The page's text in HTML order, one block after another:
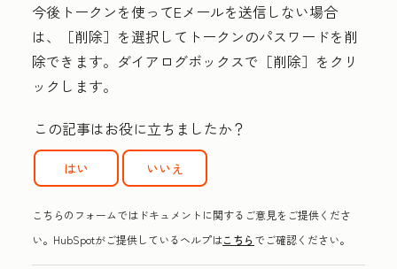
今後トークンを使ってEメールを送信しない場合
は、
［削除］ を選択してトークンのパスワードを削
除できます。ダイアログボックスで［削除］ をクリ
ックします。
この記事はお役に立ちましたか？
はい いいえ
こちらのフォームではドキュメントに関するご意見をご提供くださ
い。HubSpotがご提供しているヘルプはこちらでご確認ください。